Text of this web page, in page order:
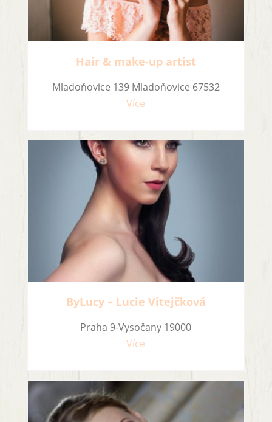
Hair & make-up artist
Mladoňovice 139 Mladoňovice 67532
Více
ByLucy – Lucie Vitejčková
Praha 9-Vysočany 19000
Více